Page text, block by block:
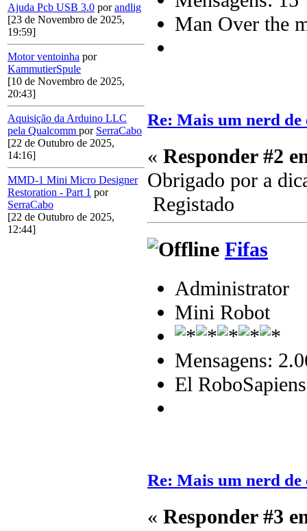
Ajuda Pcb USB 3.0 porandlig
[23 de Novembro de 2025,
19:59]
Motor ventoinha por
KammutierSpule
[10 de Novembro de 2025,
20:43]
Aquisição da Arduino LLC
pela Qualcomm por SerraCabo
[22 de Outubro de 2025,
14:16]
MMD-1 Mini Micro Designer
Restoration - Part 1 por
SerraCabo
[22 de Outubro de 2025,
12:44]
Man Over the
Re: Mais um nerd de
« Responder #2
Obrigado por a
Registado
Fifas
Administrator
Mini Robot
Mensagens:
El RoboSapiens
Re: Mais um nerd de
« Responder #3